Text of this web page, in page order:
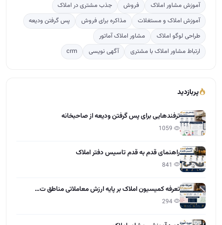
آموزش مشاور املاک
فروش
جذب مشتری در املاک
آموزش املاک و مستغلات
مذاکره برای فروش
پس گرفتن ودیعه
طراحی لوگو املاک
مشاور املاک آماتور
ارتباط مشاور املاک با مشتری
آگهی نویسی crm
پربازدید
ترفندهایی برای پس گرفتن ودیعه از صاحبخانه
راهنمای قدم به قدم تاسیس دفتر املاک
تعرفه کمیسیون املاک بر پایه ارزش معاملاتی مناطق ت…